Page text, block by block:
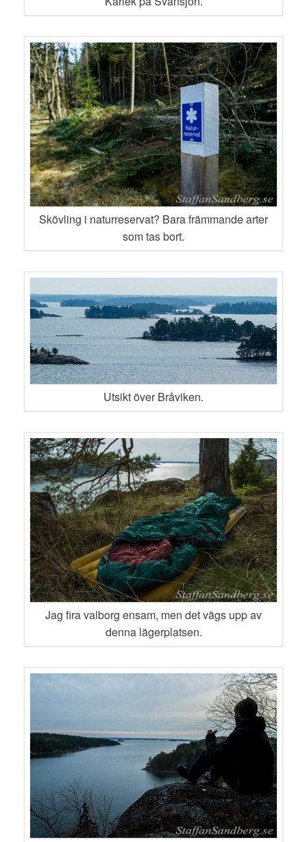
Skövling i naturreservat? Bara främmande arter
som tas bort.
Utsikt över Bråviken.
Jag fira valborg ensam, men det vägs upp av
denna lägerplatsen.